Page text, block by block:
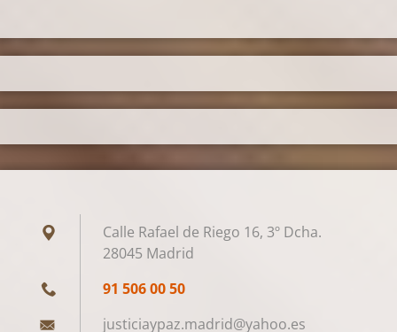
Calle Rafael de Riego 16, 3º Dcha.
28045 Madrid
91 506 00 50
justiciaypaz.madrid@yahoo.es